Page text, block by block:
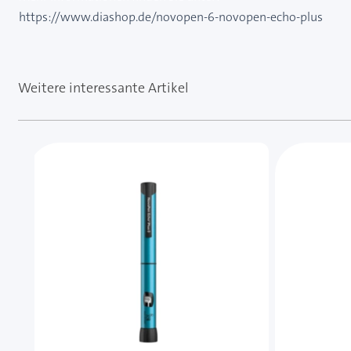
https://www.diashop.de/novopen-6-novopen-echo-plus
Weitere interessante Artikel